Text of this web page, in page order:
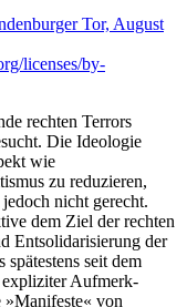
Tor, August
licenses/by-
rechten Terrors
Die Ideologie
wie
zu redu­zieren,
nicht gerecht.
dem Ziel der rechten
Entsolidarisierung der
seit dem
expliziter Aufmerk­
»Manifeste« von